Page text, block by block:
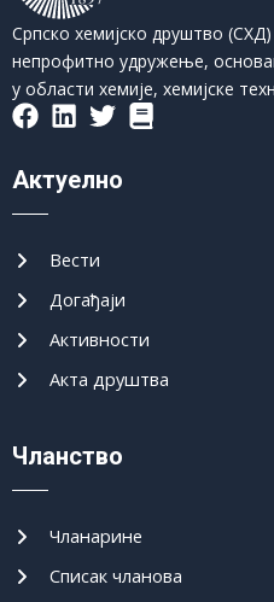
Српско хемијско друштво
непрофитно удружење,
у области хемије, хемијске
Актуелно
Вести
Догађаји
Активности
Акта друштва
Чланство
Чланарине
Списак чланова